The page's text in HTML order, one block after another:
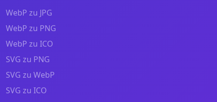
WebP zu JPG
WebP zu PNG
WebP zu ICO
SVG zu PNG
SVG zu WebP
SVG zu ICO